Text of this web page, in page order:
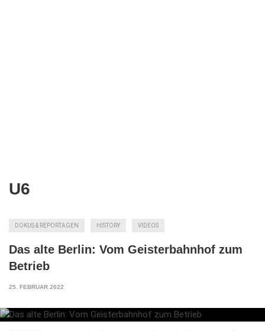
U6
DOKUS & REPORTAGEN HISTORY VIDEOS
Das alte Berlin: Vom Geisterbahnhof zum
Betrieb
25. FEBRUAR 2022